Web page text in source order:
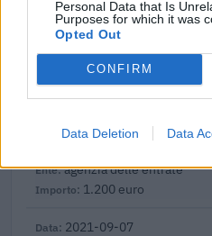
Personal Data that Is
Purposes for which it was
Opted Out
CONFIRM
Data Deletion Data
DEL 17 MARZO 2020 N. 18
Banca del Mezzogiorno
n.d.
seguito della crisi economica
agenzia delle entrate
1.200 euro
2021-09-07